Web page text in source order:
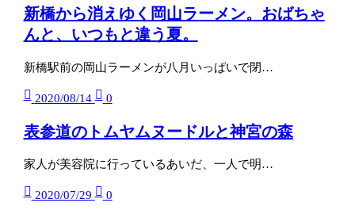
新橋から消えゆく岡山ラーメン。おばちゃ
んと、いつもと違う夏。
新橋駅前の岡山ラーメンが八月いっぱいで閉…
2020/08/14 0
表参道のトムヤムヌードルと神宮の森
家人が美容院に行っているあいだ、一人で明…
2020/07/29 0